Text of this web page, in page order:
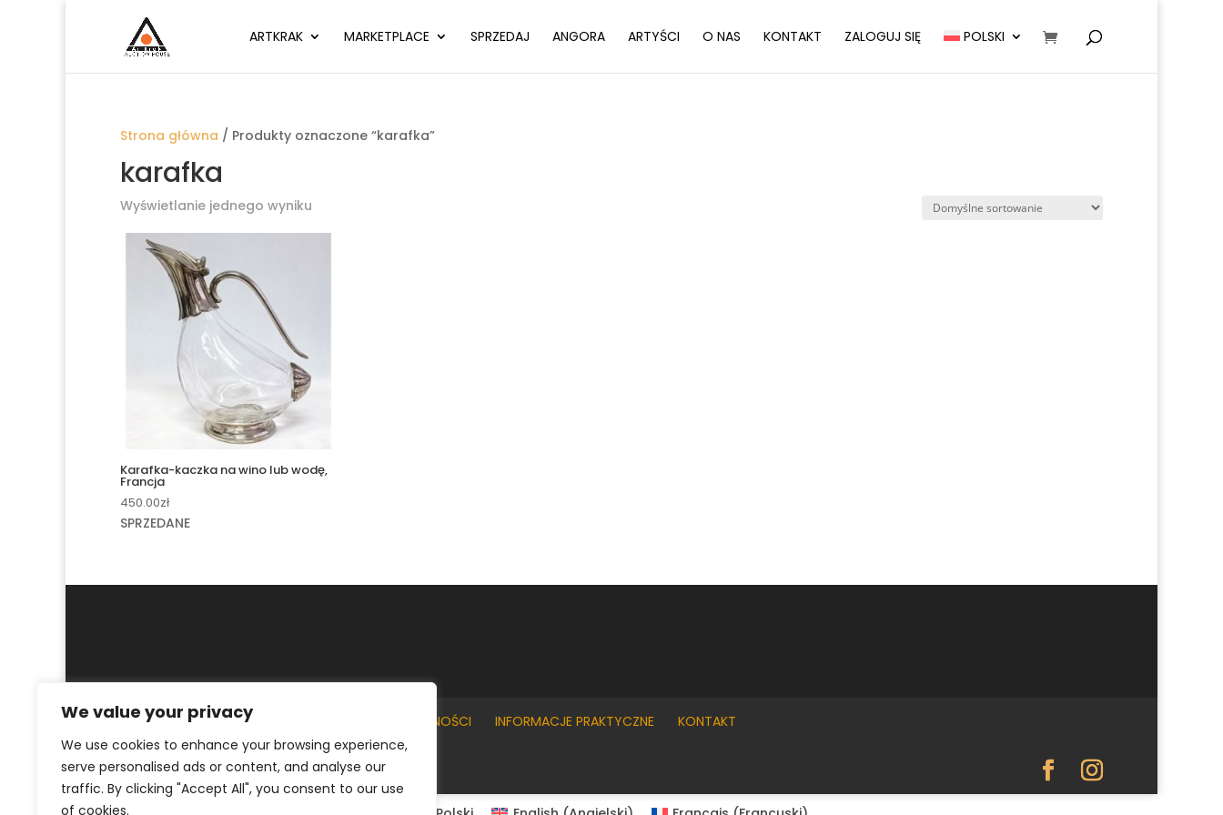
We value your privacy
We use cookies to enhance your browsing experience,
serve personalised ads or content, and analyse our
traffic. By clicking "Accept All", you consent to our use
of cookies.
ARTKRAK MARKETPLACE SPRZEDAJ ANGORA ARTYŚCI O NAS KONTAKT ZALOGUJ SIĘ POLSKI
Strona główna / Produkty oznaczone “karafka”
karafka
Wyświetlanie jednego wyniku
Karafka-kaczka na wino lub wodę,
Francja
450.00zł
SPRZEDANE
MOJE KONTO REGULAMIN POLITYKA PRYWATNOŚCI INFORMACJE PRAKTYCZNE KONTAKT
© ArtKrak Auction House 2023